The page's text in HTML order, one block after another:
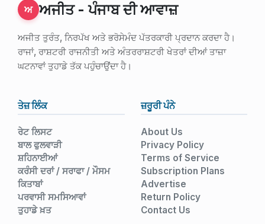
ਅ ਅਜੀਤ - ਪੰਜਾਬ ਦੀ ਆਵਾਜ਼
ਅਜੀਤ ਤੁਰੰਤ, ਨਿਰਪੱਖ ਅਤੇ ਭਰੋਸੇਮੰਦ ਪੱਤਰਕਾਰੀ ਪ੍ਰਦਾਨ ਕਰਦਾ ਹੈ।
ਰਾਜਾਂ, ਰਾਸ਼ਟਰੀ ਰਾਜਨੀਤੀ ਅਤੇ ਅੰਤਰਰਾਸ਼ਟਰੀ ਖੇਤਰਾਂ ਦੀਆਂ ਤਾਜ਼ਾ
ਘਟਨਾਵਾਂ ਤੁਹਾਡੇ ਤੱਕ ਪਹੁੰਚਾਉਂਦਾ ਹੈ।
ਤੇਜ਼ ਲਿੰਕ
ਰੇਟ ਲਿਸਟ
ਬਾਲ ਫੁਲਵਾੜੀ
ਸ਼ਹਿਨਾਈਆਂ
ਕਰੰਸੀ ਦਰਾਂ / ਸਰਾਫਾ / ਮੌਸਮ
ਕਿਤਾਬਾਂ
ਪਰਵਾਸੀ ਸਮਸਿਆਵਾਂ
ਤੁਹਾਡੇ ਖ਼ਤ
ਜ਼ਰੂਰੀ ਪੰਨੇ
About Us
Privacy Policy
Terms of Service
Subscription Plans
Advertise
Return Policy
Contact Us